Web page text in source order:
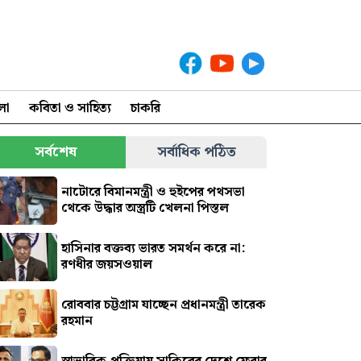
কবিতা ও সাহিত্য চাকরি
সর্বশেষ সর্বাধিক পঠিত
নাটোরে বিমানমন্ত্রী ও হুইপের পথসভা
থেকে উদ্ধার অস্ত্রটি খেলনা পিস্তল
হাসিনার বক্তব্য ভারত সমর্থন করে না:
রণধীর জয়সওয়াল
রোববার চট্টগ্রাম যাচ্ছেন প্রধানমন্ত্রী তারেক
রহমান